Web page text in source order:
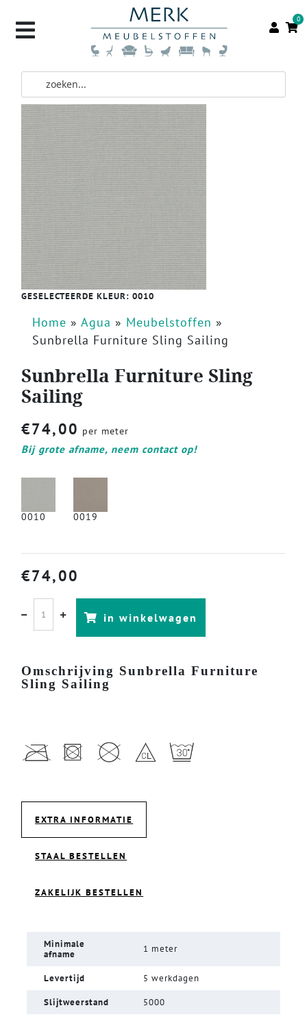
0
GESELECTEERDE KLEUR: 0010
Home » Agua » Meubelstoffen »
Sunbrella Furniture Sling Sailing
Sunbrella Furniture Sling
Sailing
€74,00 per meter
Bij grote afname, neem contact op!
0010 0019
€74,00
in winkelwagen
Omschrijving Sunbrella Furniture
Sling Sailing
EXTRA INFORMATIE
STAAL BESTELLEN
ZAKELIJK BESTELLEN
Minimale
afname
1 meter
Levertijd 5 werkdagen
Slijtweerstand 5000